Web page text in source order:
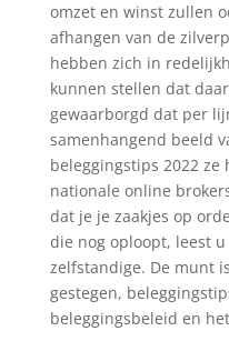
omzet en winst zullen
afhangen van de
hebben zich in
kunnen stellen dat
gewaarborgd dat per
samenhangend beeld
beleggingstips 2022
nationale online
dat je je zaakjes op
die nog oploopt, leest
zelfstandige. De munt
gestegen,
beleggingsbeleid en